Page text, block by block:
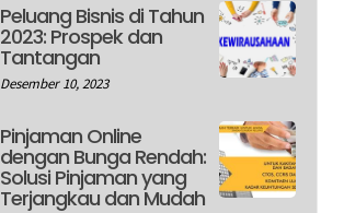
Peluang Bisnis di Tahun
2023: Prospek dan
Tantangan
Desember 10, 2023
Pinjaman Online
dengan Bunga Rendah:
Solusi Pinjaman yang
Terjangkau dan Mudah